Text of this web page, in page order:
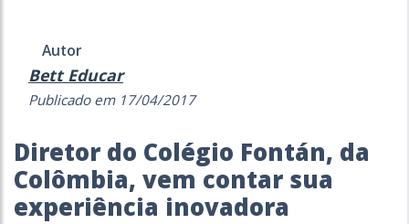
Autor
Bett Educar
Publicado em 17/04/2017
Diretor do Colégio Fontán, da
Colômbia, vem contar sua
experiência inovadora